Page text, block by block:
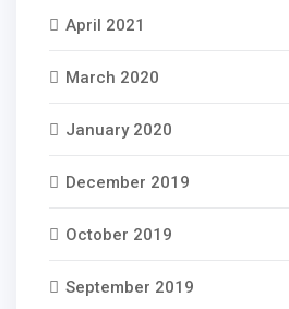
April 2021
March 2020
January 2020
December 2019
October 2019
September 2019